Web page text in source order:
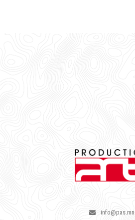
info@pas.mn